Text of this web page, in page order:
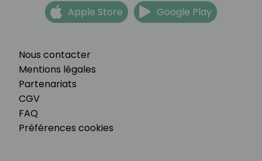
Nous contacter
Mentions légales
Partenariats
CGV
FAQ
Préférences cookies
Apple Store Google Play